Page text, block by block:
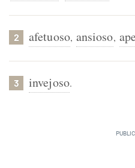
2 afetuoso, ansioso,
3 invejoso.